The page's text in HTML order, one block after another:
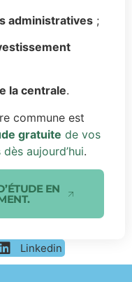
administratives ;
la centrale.
commune est
gratuite de vos
aujourd’hui.
EN
Linkedin